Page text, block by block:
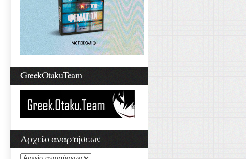
GreekOtakuTeam
Αρχείο αναρτήσεων